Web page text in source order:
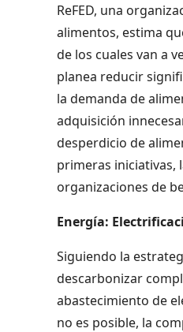
ReFED, una
alimentos, estima
de los cuales van a
planea reducir
la demanda de
adquisición
desperdicio de
primeras iniciativas,
organizaciones de
Energía:
Siguiendo la
descarbonizar
abastecimiento de
no es posible, la